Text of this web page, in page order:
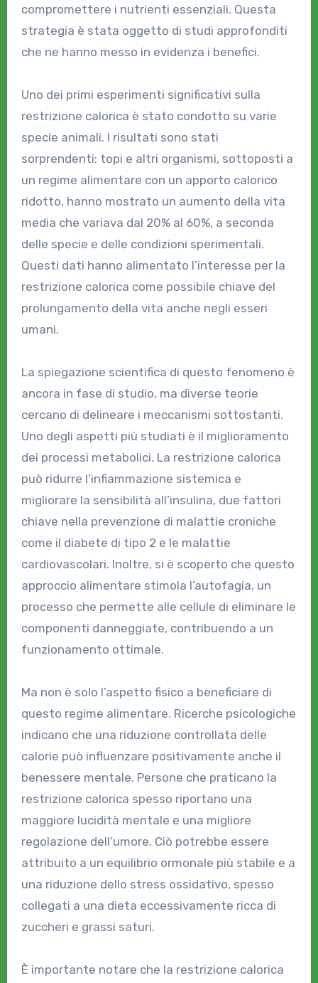
compromettere i nutrienti essenziali. Questa
strategia è stata oggetto di studi approfonditi
che ne hanno messo in evidenza i benefici.
Uno dei primi esperimenti significativi sulla
restrizione calorica è stato condotto su varie
specie animali. I risultati sono stati
sorprendenti: topi e altri organismi, sottoposti a
un regime alimentare con un apporto calorico
ridotto, hanno mostrato un aumento della vita
media che variava dal 20% al 60%, a seconda
delle specie e delle condizioni sperimentali.
Questi dati hanno alimentato l’interesse per la
restrizione calorica come possibile chiave del
prolungamento della vita anche negli esseri
umani.
La spiegazione scientifica di questo fenomeno è
ancora in fase di studio, ma diverse teorie
cercano di delineare i meccanismi sottostanti.
Uno degli aspetti più studiati è il miglioramento
dei processi metabolici. La restrizione calorica
può ridurre l’infiammazione sistemica e
migliorare la sensibilità all’insulina, due fattori
chiave nella prevenzione di malattie croniche
come il diabete di tipo 2 e le malattie
cardiovascolari. Inoltre, si è scoperto che questo
approccio alimentare stimola l’autofagia, un
processo che permette alle cellule di eliminare le
componenti danneggiate, contribuendo a un
funzionamento ottimale.
Ma non è solo l’aspetto fisico a beneficiare di
questo regime alimentare. Ricerche psicologiche
indicano che una riduzione controllata delle
calorie può influenzare positivamente anche il
benessere mentale. Persone che praticano la
restrizione calorica spesso riportano una
maggiore lucidità mentale e una migliore
regolazione dell’umore. Ciò potrebbe essere
attribuito a un equilibrio ormonale più stabile e a
una riduzione dello stress ossidativo, spesso
collegati a una dieta eccessivamente ricca di
zuccheri e grassi saturi.
È importante notare che la restrizione calorica